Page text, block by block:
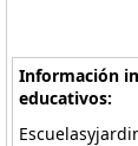
Información
educativos: